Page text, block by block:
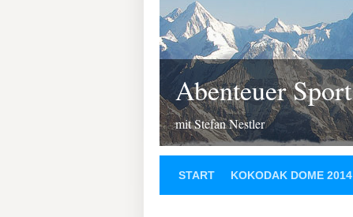
Abenteuer Sport
mit Stefan Nestler
START KOKODAK DOME 2014